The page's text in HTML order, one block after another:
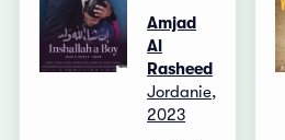
Amjad
Al
Rasheed
Jordanie,
2023